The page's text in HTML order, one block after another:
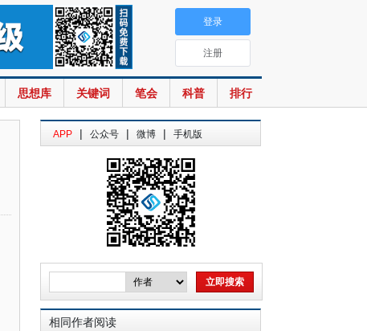
思想库 关键词 笔会 科普 排行
登录
注册
APP | 公众号 | 微博 | 手机版
相同作者阅读